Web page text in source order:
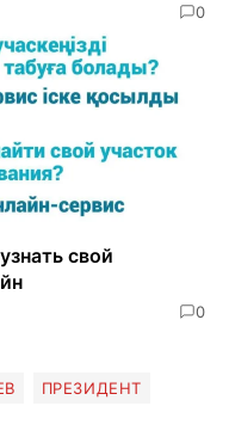
0
свой
0
ПРЕЗИДЕНТ